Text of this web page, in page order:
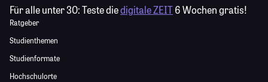
Für alle unter 30:Teste diedigitale ZEIT6 Wochen gratis!
Ratgeber
Studienthemen
Studienformate
Hochschulorte